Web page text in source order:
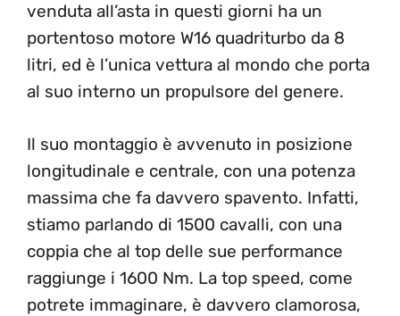
venduta all’asta in questi giorni ha un
portentoso motore W16 quadriturbo da 8
litri, ed è l’unica vettura al mondo che porta
al suo interno un propulsore del genere.
Il suo montaggio è avvenuto in posizione
longitudinale e centrale, con una potenza
massima che fa davvero spavento. Infatti,
stiamo parlando di 1500 cavalli, con una
coppia che al top delle sue performance
raggiunge i 1600 Nm. La top speed, come
potrete immaginare, è davvero clamorosa,